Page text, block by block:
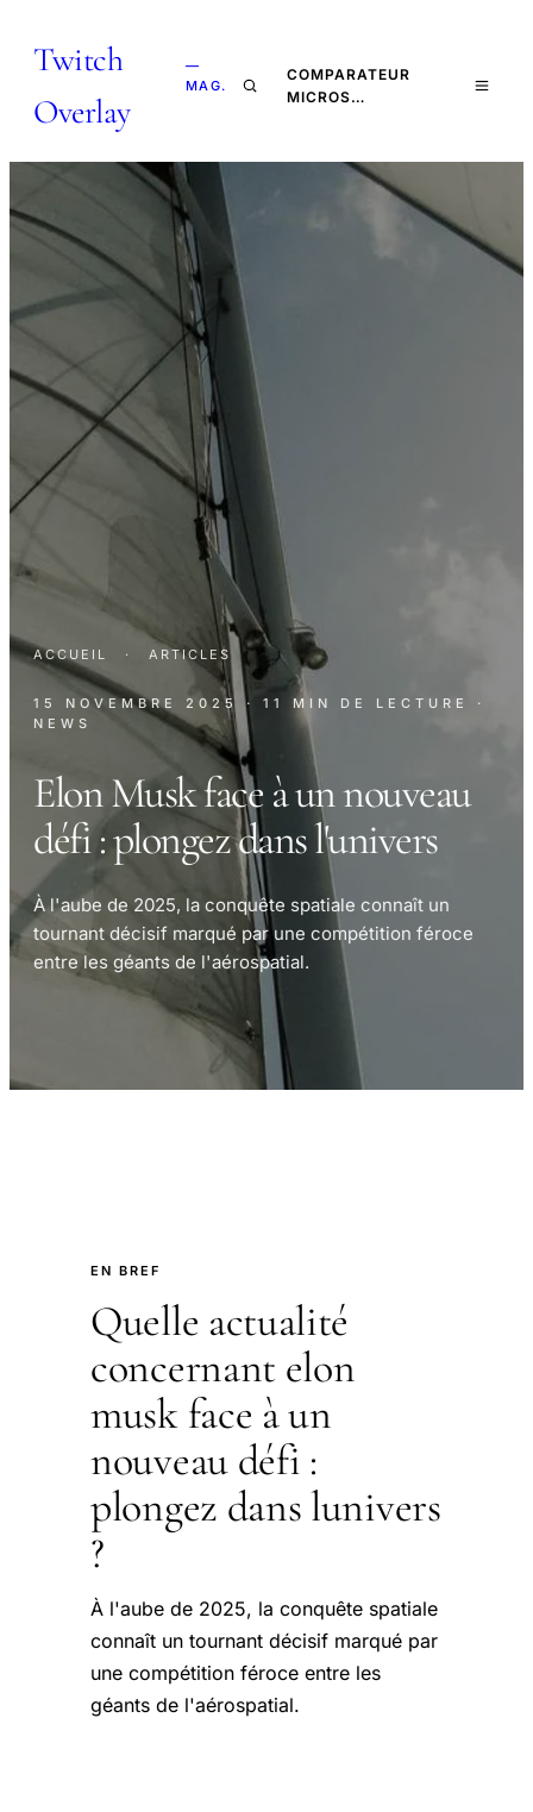
Twitch
Overlay
—
MAG.
COMPARATEUR
MICROS…
ACCUEIL · ARTICLES
15 NOVEMBRE 2025 · 11 MIN DE LECTURE
·
NEWS
Elon Musk face à un nouveau
défi : plongez dans l'univers
À l'aube de 2025, la conquête spatiale connaît un
tournant décisif marqué par une compétition féroce
entre les géants de l'aérospatial.
EN BREF
Quelle actualité
concernant elon
musk face à un
nouveau défi :
plongez dans lunivers
?
À l'aube de 2025, la conquête spatiale
connaît un tournant décisif marqué par
une compétition féroce entre les
géants de l'aérospatial.